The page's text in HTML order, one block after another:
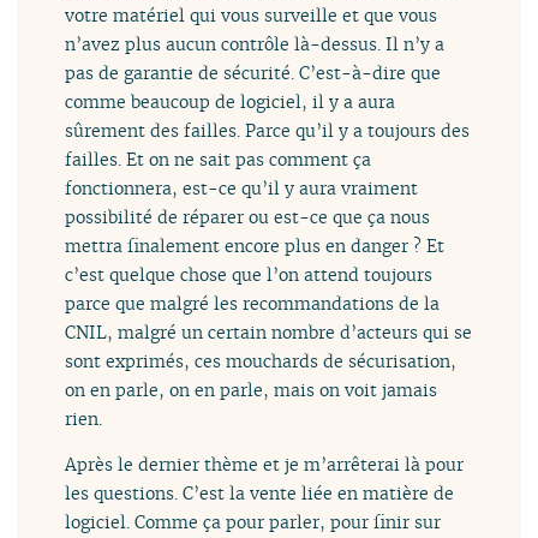
votre matériel qui vous surveille et que vous
n’avez plus aucun contrôle là-dessus. Il n’y a
pas de garantie de sécurité. C’est-à-dire que
comme beaucoup de logiciel, il y a aura
sûrement des failles. Parce qu’il y a toujours des
failles. Et on ne sait pas comment ça
fonctionnera, est-ce qu’il y aura vraiment
possibilité de réparer ou est-ce que ça nous
mettra finalement encore plus en danger ? Et
c’est quelque chose que l’on attend toujours
parce que malgré les recommandations de la
CNIL, malgré un certain nombre d’acteurs qui se
sont exprimés, ces mouchards de sécurisation,
on en parle, on en parle, mais on voit jamais
rien.
Après le dernier thème et je m’arrêterai là pour
les questions. C’est la vente liée en matière de
logiciel. Comme ça pour parler, pour finir sur